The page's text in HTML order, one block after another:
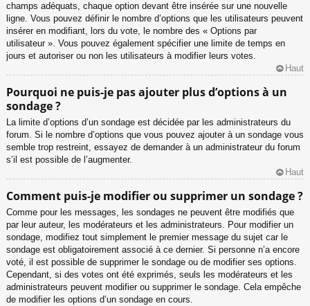
champs adéquats, chaque option devant être insérée sur une nouvelle
ligne. Vous pouvez définir le nombre d’options que les utilisateurs peuvent
insérer en modifiant, lors du vote, le nombre des « Options par
utilisateur ». Vous pouvez également spécifier une limite de temps en
jours et autoriser ou non les utilisateurs à modifier leurs votes.
Haut
Pourquoi ne puis-je pas ajouter plus d’options à un
sondage ?
La limite d’options d’un sondage est décidée par les administrateurs du
forum. Si le nombre d’options que vous pouvez ajouter à un sondage vous
semble trop restreint, essayez de demander à un administrateur du forum
s’il est possible de l’augmenter.
Haut
Comment puis-je modifier ou supprimer un sondage ?
Comme pour les messages, les sondages ne peuvent être modifiés que
par leur auteur, les modérateurs et les administrateurs. Pour modifier un
sondage, modifiez tout simplement le premier message du sujet car le
sondage est obligatoirement associé à ce dernier. Si personne n’a encore
voté, il est possible de supprimer le sondage ou de modifier ses options.
Cependant, si des votes ont été exprimés, seuls les modérateurs et les
administrateurs peuvent modifier ou supprimer le sondage. Cela empêche
de modifier les options d’un sondage en cours.